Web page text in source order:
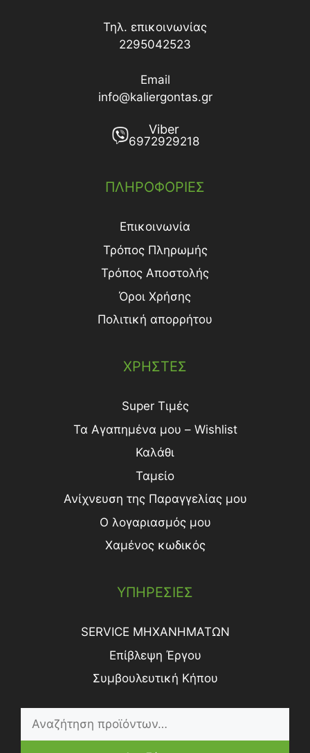
Τηλ. επικοινωνίας
2295042523
Email
info@kaliergontas.gr
Viber
6972929218
ΠΛΗΡΟΦΟΡΙΕΣ
Επικοινωνία
Τρόπος Πληρωμής
Τρόπος Aποστολής
Όροι Χρήσης
Πολιτική απορρήτου
ΧΡΗΣΤΕΣ
Super Τιμές
Τα Αγαπημένα μου – Wishlist
Καλάθι
Ταμείο
Ανίχνευση της Παραγγελίας μου
Ο λογαριασμός μου
Χαμένος κωδικός
ΥΠΗΡΕΣΙΕΣ
SERVICE ΜΗΧΑΝΗΜΑΤΩΝ
Επίβλεψη Έργου
Συμβουλευτική Κήπου